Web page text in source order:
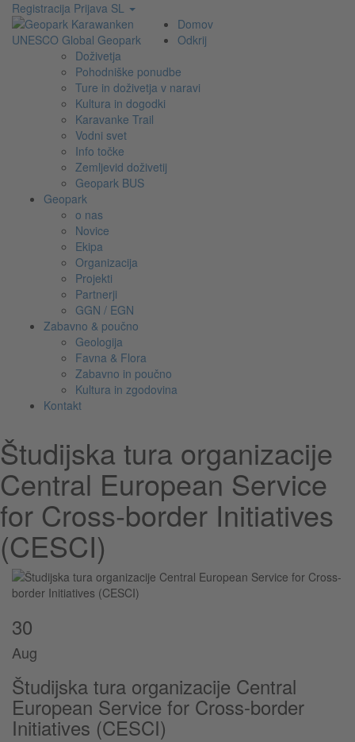
Registracija Prijava SL
Domov
Odkrij
Doživetja
Pohodniške ponudbe
Ture in doživetja v naravi
Kultura in dogodki
Karavanke Trail
Vodni svet
Info točke
Zemljevid doživetij
Geopark BUS
Geopark
o nas
Novice
Ekipa
Organizacija
Projekti
Partnerji
GGN / EGN
Zabavno & poučno
Geologija
Favna & Flora
Zabavno in poučno
Kultura in zgodovina
Kontakt
Študijska tura organizacije
Central European Service
for Cross-border Initiatives
(CESCI)
30
Aug
Študijska tura organizacije Central
European Service for Cross-border
Initiatives (CESCI)